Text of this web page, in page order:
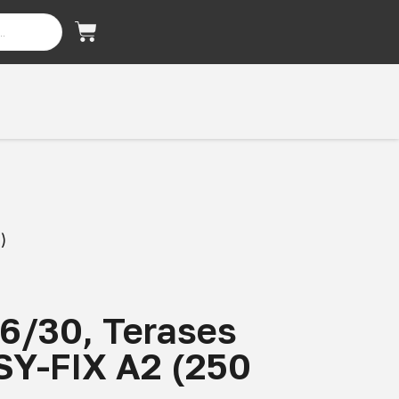
30, Terases
FIX A2 (250